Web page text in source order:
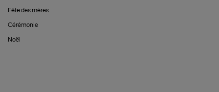
Fête des mères
Cérémonie
Noël